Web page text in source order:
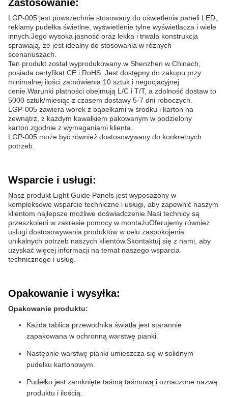
Zastosowanie:
LGP-005 jest powszechnie stosowany do oświetlenia paneli LED,
reklamy pudełka świetlne, wyświetlenie tylne wyświetlacza i wiele
innych.Jego wysoka jasność oraz lekka i trwała konstrukcja
sprawiają, że jest idealny do stosowania w różnych
scenariuszach.
Ten produkt został wyprodukowany w Shenzhen w Chinach,
posiada certyfikat CE i RoHS. Jest dostępny do zakupu przy
minimalnej ilości zamówienia 10 sztuk i negocjacyjnej
cenie.Warunki płatności obejmują L/C i T/T, a zdolność dostaw to
5000 sztuk/miesiąc z czasem dostawy 5-7 dni roboczych.
LGP-005 zawiera worek z bąbelkami w środku i karton na
zewnątrz, z każdym kawałkiem pakowanym w podzielony
karton.zgodnie z wymaganiami klienta.
LGP-005 może być również dostosowywany do konkretnych
potrzeb.
Wsparcie i usługi:
Nasz produkt Light Guide Panels jest wyposażony w
kompleksowe wsparcie techniczne i usługi, aby zapewnić naszym
klientom najlepsze możliwe doświadczenie.Nasi technicy są
przeszkoleni w zakresie pomocy w montażuOferujemy również
usługi dostosowywania produktów w celu zaspokojenia
unikalnych potrzeb naszych klientów.Skontaktuj się z nami, aby
uzyskać więcej informacji na temat naszego wsparcia
technicznego i usług.
Opakowanie i wysyłka:
Opakowanie produktu:
Każda tablica przewodnika światła jest starannie
zapakowana w ochronną warstwę pianki.
Następnie warstwę pianki umieszcza się w solidnym
pudełku kartonowym.
Pudełko jest zamknięte taśmą taśmową i oznaczone nazwą
produktu i ilością.